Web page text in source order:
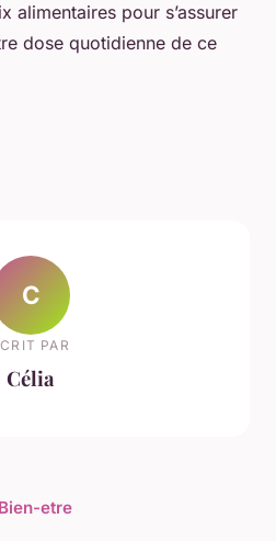
alimentaires pour s’assurer
dose quotidienne de ce
C
PAR
Célia
etre